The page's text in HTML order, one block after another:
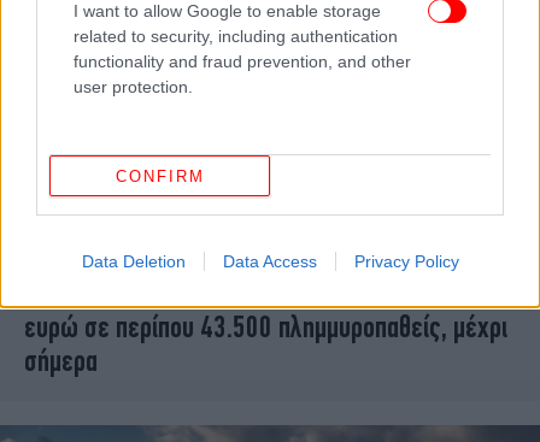
I want to allow Google to enable storage
related to security, including authentication
functionality and fraud prevention, and other
user protection.
CONFIRM
Data Deletion Data Access Privacy Policy
02/02/2024 20:15
ευρώ σε περίπου 43.500 πλημμυροπαθείς, μέχρι
σήμερα